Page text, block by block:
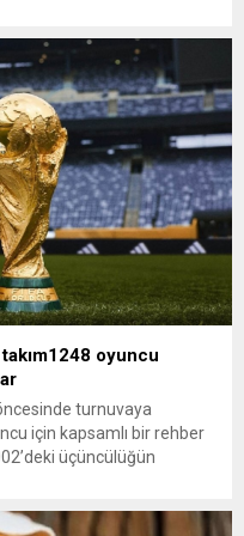
oyuncu
turnuvaya
için kapsamlı bir rehber
üçüncülüğün
A Milli Takım’ın yıldızı